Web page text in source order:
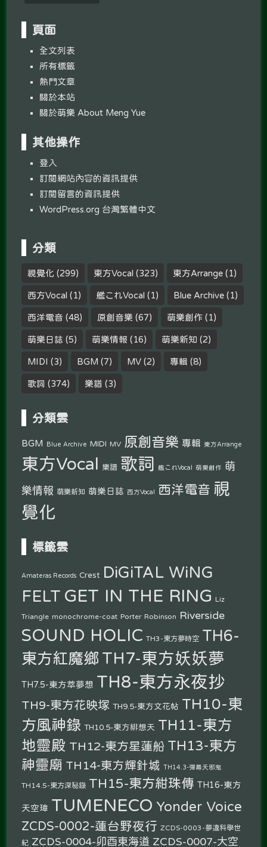
頁面
全文列表
所有標籤
熱門文章
關於本站
關於萌樂 About Meng Yue
其他操作
登入
訂閱網站內容的資訊提供
訂閱留言的資訊提供
WordPress.org 台灣繁體中文
分類
視覺化 (299) 東方Vocal (323) 東方Arrange (1)
西方Vocal (1) 艦これVocal (1) Blue Archive (1)
西洋電音 (48) 原創音樂 (67) 萌樂創作 (1)
萌樂日誌 (5) 萌樂情報 (16) 萌樂新知 (2)
MIDI (3) BGM (7) MV (2) 專輯 (8)
歌詞 (374) 樂譜 (3)
分類雲
BGM Blue Archive MIDI MV 原創音樂 專輯 東方Arrange
東方Vocal 樂譜 歌詞 艦これVocal 萌樂創作 萌
樂情報 萌樂新知 萌樂日誌 西方Vocal 西洋電音 視
覺化
標籤雲
Amateras Records Crest DiGiTAL WiNG
FELT GET IN THE RING Liz
Triangle monochrome-coat Porter Robinson Riverside
SOUND HOLIC TH3-東方夢時空 TH6-
東方紅魔鄉 TH7-東方妖妖夢
TH7.5-東方萃夢想 TH8-東方永夜抄
TH9-東方花映塚 TH9.5-東方文花帖 TH10-東
方風神錄 TH10.5-東方緋想天 TH11-東方
地靈殿 TH12-東方星蓮船 TH13-東方
神靈廟 TH14-東方輝針城 TH14.3-彈幕天邪鬼
TH14.5-東方深秘錄 TH15-東方紺珠傳 TH16-東方
天空璋 TUMENECO Yonder Voice
ZCDS-0002-蓮台野夜行 ZCDS-0003-夢違科學世
紀 ZCDS-0004-卯酉東海道 ZCDS-0007-大空